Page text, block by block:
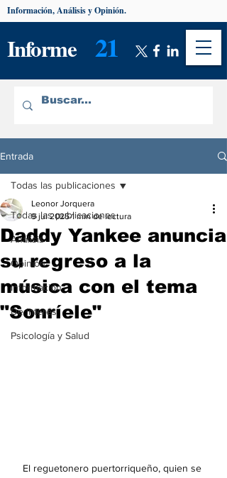
Informe 21
Información, Análisis y Opinión.
Entrada
Todas las publicaciones
Análisis
Opinión
Información
De interés
Psicología y Salud
Todas las publicaciones
Daddy Yankee anuncia
su regreso a la
música con el tema
"Sonríele"
Leonor Jorquera
9 jul 2025 1 min de lectura
El reguetonero puertorriqueño, quien se